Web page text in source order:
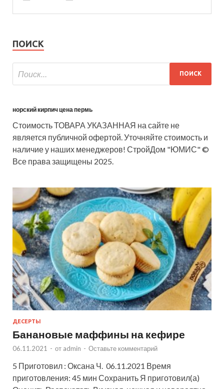
ПОИСК
норский кирпич цена пермь
Стоимость ТОВАРА УКАЗАННАЯ на сайте не
является публичной офертой. Уточняйте стоимость и
наличие у наших менеджеров! СтройДом "ЮМИС" ©
Все права защищены 2025.
ДЕСЕРТЫ
Банановые маффины на кефире
06.11.2021 - от admin - Оставьте комментарий
5 Приготовил : Оксана Ч. 06.11.2021 Время
приготовления: 45 мин Сохранить Я приготовил(а)